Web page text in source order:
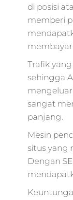
di posisi
memberi
Trafik
sehingga
sangat
panjang.
Mesin
situs yang
Dengan